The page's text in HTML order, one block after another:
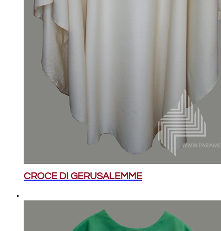
CROCE DI GERUSALEMME